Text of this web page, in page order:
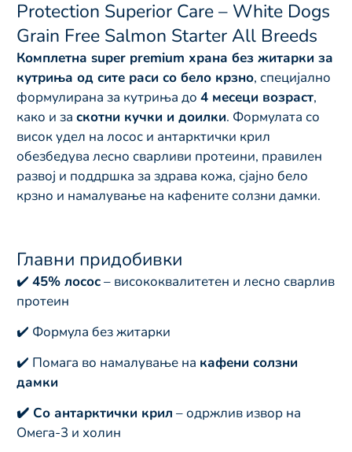
Protection Superior Care – White Dogs
Grain Free Salmon Starter All Breeds
Комплетна super premium храна без житарки за
кутриња од сите раси со бело крзно, специјално
формулирана за кутриња до 4 месеци возраст,
како и за скотни кучки и доилки. Формулата со
висок удел на лосос и антарктички крил
обезбедува лесно сварливи протеини, правилен
развој и поддршка за здрава кожа, сјајно бело
крзно и намалување на кафените солзни дамки.
Главни придобивки
✔️ 45% лосос– висококвалитетен и лесно сварлив
протеин
✔️ Формула без житарки
✔️ Помага во намалување на кафени солзни
дамки
✔️ Со антарктички крил – одржлив извор на
Омега-3 и холин